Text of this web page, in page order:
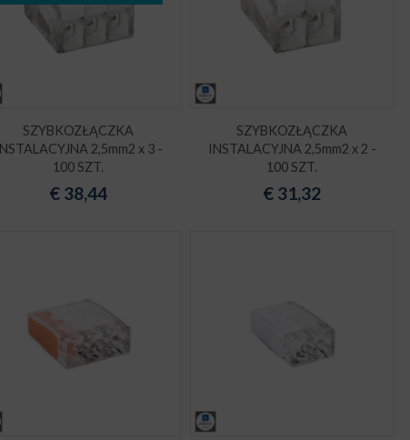
SZYBKOZŁĄCZKA
INSTALACYJNA 2,5mm2 x 3 -
100 SZT.
€ 38,44
SZYBKOZŁĄCZKA
INSTALACYJNA 2,5mm2 x 2 -
100 SZT.
€ 31,32